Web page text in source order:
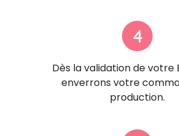
4
Dès la validation de votre
enverrons votre
production.